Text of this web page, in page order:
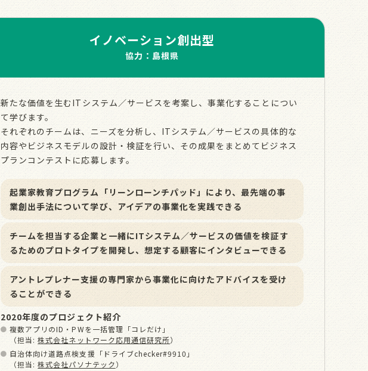
イノベーション創出型
協力：島根県
新たな価値を⽣むITシステム／サービスを考案し、事業化することについ
て学びます。
それぞれのチームは、ニーズを分析し、ITシステム／サービスの具体的な
内容やビジネスモデルの設計・検証を⾏い、その成果をまとめてビジネス
プランコンテストに応募します。
起業家教育プログラム「リーンローンチパッド」により、最先端の事
業創出⼿法について学び、アイデアの事業化を実践できる
チームを担当する企業と⼀緒にITシステム／サービスの価値を検証す
るためのプロトタイプを開発し、想定する顧客にインタビューできる
アントレプレナー⽀援の専⾨家から事業化に向けたアドバイスを受け
ることができる
2020年度のプロジェクト紹介
複数アプリのID・PWを⼀括管理「コレだけ」
（担当:株式会社ネットワーク応⽤通信研究所）
⾃治体向け道路点検⽀援「ドライブchecker#9910」
（担当:株式会社パソナテック）